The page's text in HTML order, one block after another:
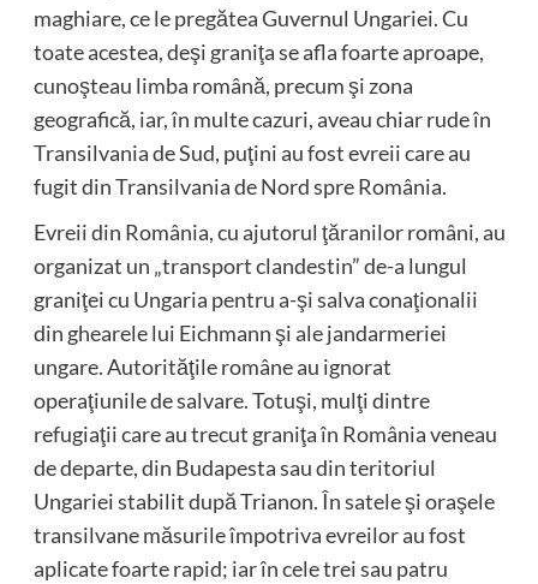
maghiare, ce le pregătea Guvernul Ungariei. Cu
toate acestea, deşi graniţa se afla foarte aproape,
cunoşteau limba română, precum şi zona
geografică, iar, în multe cazuri, aveau chiar rude în
Transilvania de Sud, puţini au fost evreii care au
fugit din Transilvania de Nord spre România.
Evreii din România, cu ajutorul ţăranilor români, au
organizat un „transport clandestin” de-a lungul
graniţei cu Ungaria pentru a-şi salva conaţionalii
din ghearele lui Eichmann şi ale jandarmeriei
ungare. Autorităţile române au ignorat
operaţiunile de salvare. Totuşi, mulţi dintre
refugiaţii care au trecut graniţa în România veneau
de departe, din Budapesta sau din teritoriul
Ungariei stabilit după Trianon. În satele şi oraşele
transilvane măsurile împotriva evreilor au fost
aplicate foarte rapid; iar în cele trei sau patru